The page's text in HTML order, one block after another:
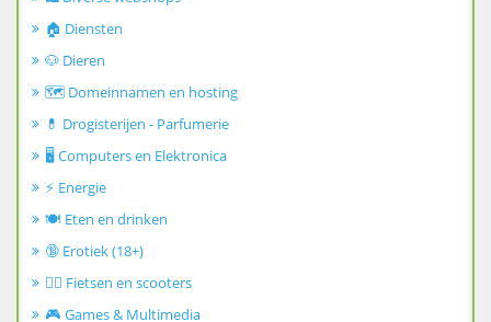
🏠 Diensten
🐶 Dieren
🗺️ Domeinnamen en hosting
💊 Drogisterijen - Parfumerie
🖥️ Computers en Elektronica
⚡ Energie
🍽️ Eten en drinken
🔞 Erotiek (18+)
🚴‍♂️ Fietsen en scooters
🎮 Games & Multimedia